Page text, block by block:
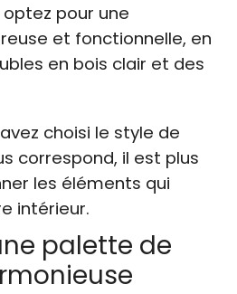
pour une
et fonctionnelle, en
en bois clair et des
choisi le style de
correspond, il est plus
les éléments qui
intérieur.
palette de